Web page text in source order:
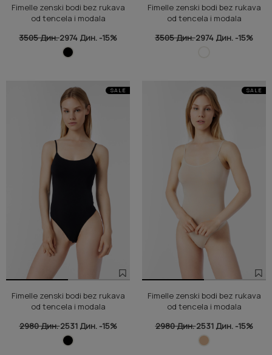
Fimelle zenski bodi bez rukava
od tencela i modala
3505 Дин.2974 Дин. -15%
Fimelle zenski bodi bez rukava
od tencela i modala
3505 Дин.2974 Дин. -15%
SALE
Fimelle zenski bodi bez rukava
od tencela i modala
2980 Дин.2531 Дин. -15%
SALE
Fimelle zenski bodi bez rukava
od tencela i modala
2980 Дин.2531 Дин. -15%